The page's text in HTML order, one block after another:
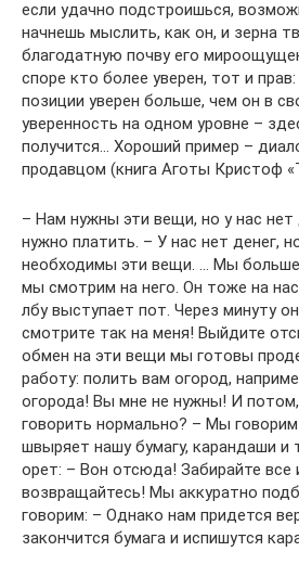
если удачно подстроишься,
начнешь мыслить, как он, и зерна
благодатную почву его
споре кто более уверен, тот и
позиции уверен больше, чем он в
уверенность на одном уровне –
получится… Хороший пример –
продавцом (книга Аготы Кристоф
– Нам нужны эти вещи, но у нас нет
нужно платить. – У нас нет денег,
необходимы эти вещи. … Мы больше
мы смотрим на него. Он тоже на
лбу выступает пот. Через минуту
смотрите так на меня! Выйдите
обмен на эти вещи мы готовы
работу: полить вам огород,
огорода! Вы мне не нужны! И
говорить нормально? – Мы
швыряет нашу бумагу, карандаши и
орет: – Вон отсюда! Забирайте все
возвращайтесь! Мы аккуратно
говорим: – Однако нам придется
закончится бумага и испишутся